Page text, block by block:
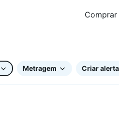
Comprar
Metragem Criar alerta